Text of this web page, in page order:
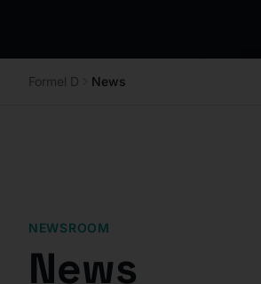
Formel D News
NEWSROOM
News